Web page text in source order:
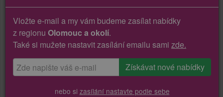
Vložte e-mail a my vám budeme zasílat nabídky
z regionu Olomouc a okolí.
Také si mužete nastavit zasílání emailu sami zde.
nebo si zasílání nastavte podle sebe